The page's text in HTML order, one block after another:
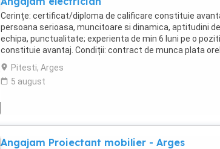
Cerințe: certificat/diploma de calificare constituie
persoana serioasa, muncitoare si dinamica, aptitudini
echipa, punctualitate; experienta de min 6 luni pe o
constituie avantaj. Condiții: contract de munca plata
suplimentare bonuri de masa ...
Pitesti, Arges
5 august
Angajam Proiectant mobilier - Arges